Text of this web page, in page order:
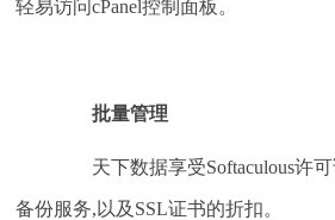
轻易访问cPanel控制面板。
批量管理
天下数据享受Softaculous许可
备份服务,以及SSL证书的折扣。